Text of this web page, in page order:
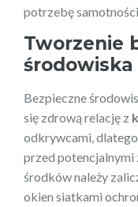
potrzebę samotności.
Tworzenie
Bezpieczne
się zdrową relację z
odkrywcami,
przed potencjalnymi
środków należy
okien siatkami